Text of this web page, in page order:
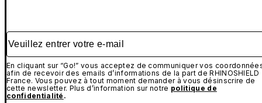
Veuillez entrer votre e-mail
En cliquant sur “Go!” vous acceptez de communiquer vos
afin de recevoir des emails d’informations de la part de RHINOSHIELD
France. Vous pouvez à tout moment demander à vous désinscrire de
cette newsletter. Plus d’information sur notre politique de
confidentialité .